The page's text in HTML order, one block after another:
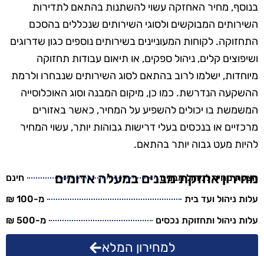
בנוסף, מחיר האחזקה עשוי להשתנות בהתאם לתדירות
השירותים המבוקשים ולסוגי השירותים שנכללים בהסכם
התחזוקה. לקוחות המעוניינים בשירותים נוספים כגון שדרוגים
ושיפוצים קלים, ניהול ספקים, או תיאום עבודות תחזוקה
מיוחדות, ישלמו לרוב בהתאם לסוג השירותים שנבחרו ולרמת
ההשקעה הנדרשת. כמו כן, מיקום המבנה וסוג האוכלוסייה
המשמשת בו יכולים להשפיע על המחיר, כאשר באזורים
מרכזיים או בנכסים בעלי דרישות גבוהות יותר, עשוי המחיר
להיות מעט גבוה יותר בהתאם.
מחירון אחזקת מבנים במעלה אדומים
הצעת מחיר לניהול מבנים
חינם
עלות ניהול ועד בית
מ-100 ₪
עלות ניהול ותחזוקת נכסים
מ-500 ₪
למחירון המלא